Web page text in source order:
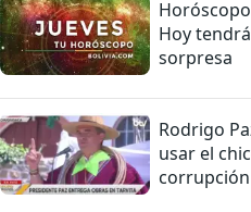
Hoy
sorpresa
Rodrigo
usar el
corrupción